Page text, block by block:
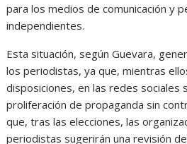
para los medios de comunicación y
independientes.
Esta situación, según Guevara,
los periodistas, ya que, mientras
disposiciones, en las redes sociales
proliferación de propaganda sin
que, tras las elecciones, las
periodistas sugerirán una revisión